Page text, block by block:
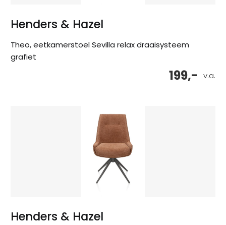
Henders & Hazel
Theo, eetkamerstoel Sevilla relax draaisysteem
grafiet
v.a.
199,-
Henders & Hazel